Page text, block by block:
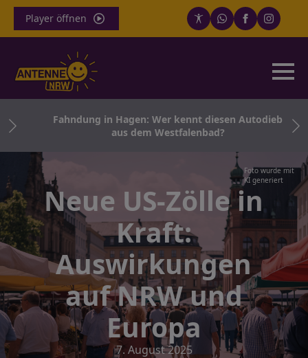
Player öffnen
Fahndung in Hagen: Wer kennt diesen Autodieb
aus dem Westfalenbad?
Foto wurde mit
KI generiert
Neue US-Zölle in
Kraft:
Auswirkungen
auf NRW und
Europa
7. August 2025